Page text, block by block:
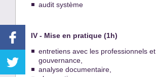
audit système
IV - Mise en pratique (1h)
entretiens avec les professionnels et
gouvernance,
analyse documentaire,